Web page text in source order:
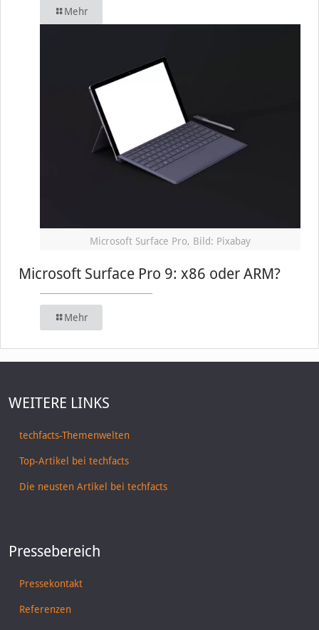
Mehr
Microsoft Surface Pro, Bild: Pixabay
Microsoft Surface Pro 9: x86 oder ARM?
Mehr
WEITERE LINKS
techfacts-Themenwelten
Top-Artikel bei techfacts
Die neusten Artikel bei techfacts
Pressebereich
Pressekontakt
Referenzen